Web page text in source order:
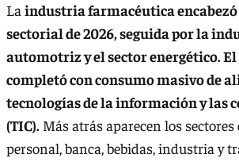
La industria farmacéutica
sectorial de 2026, seguida por la
automotriz y el sector energético. El
completó con consumo masivo de
tecnologías de la información y las
(TIC). Más atrás aparecen los
personal, banca, bebidas, industria y